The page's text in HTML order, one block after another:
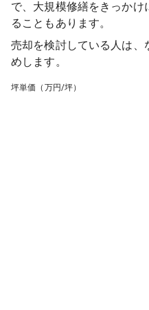
で、大規模修繕をきっか
ることもあります。
売却を検討している人は、
めします。
坪単価（万円/坪）